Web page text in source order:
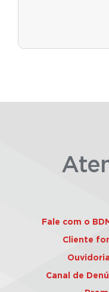
Fale com o
Cliente
Canal de